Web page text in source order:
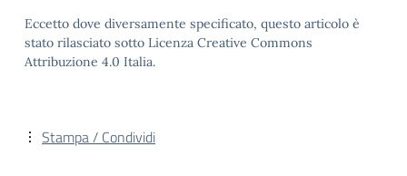
Eccetto dove diversamente specificato, questo articolo è
stato rilasciato sotto Licenza Creative Commons
Attribuzione 4.0 Italia.
Stampa / Condividi